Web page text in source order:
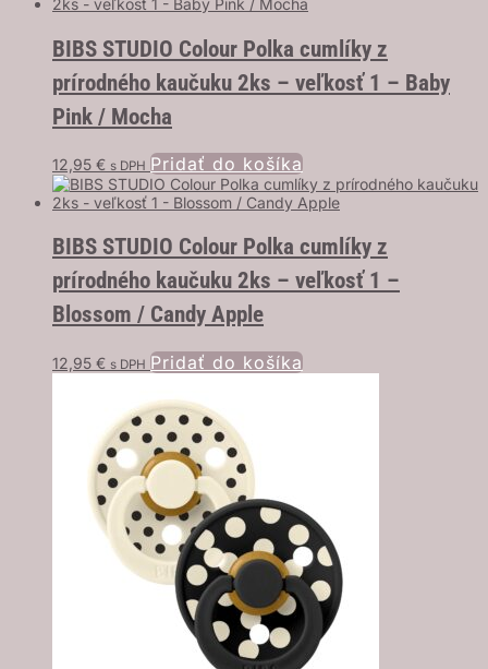
BIBS STUDIO Colour Polka cumlíky z
prírodného kaučuku 2ks – veľkosť 1 – Baby
Pink / Mocha
12,95 € s DPH Pridať do košíka
BIBS STUDIO Colour Polka cumlíky z
prírodného kaučuku 2ks – veľkosť 1 –
Blossom / Candy Apple
12,95 € s DPH Pridať do košíka